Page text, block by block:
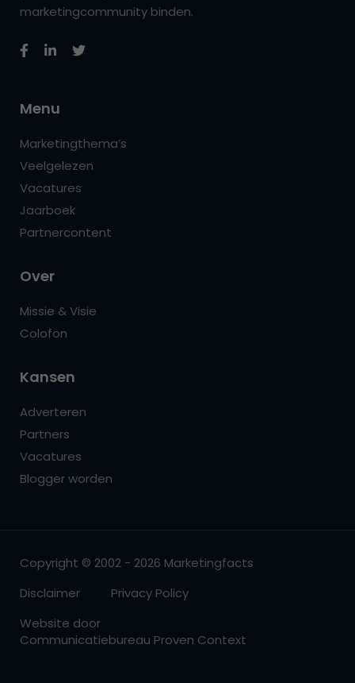
marketingcommunity binden.
Menu
Marketingthema’s
Veelgelezen
Vacatures
Jaarboek
Partnercontent
Over
Missie & Visie
Colofon
Kansen
Adverteren
Partners
Vacatures
Blogger worden
Copyright © 2002 - 2026 Marketingfacts
Disclaimer
Privacy Policy
Website door
Communicatiebureau Proven Context